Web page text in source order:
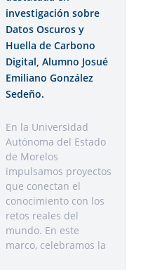
investigación sobre
Datos Oscuros y
Huella de Carbono
Digital, Alumno Josué
Emiliano González
Sedeño.
En la Universidad
Autónoma del Estado
de Morelos
impulsamos proyectos
que conectan el
conocimiento con los
retos reales del
mundo. En este
marco, celebramos la